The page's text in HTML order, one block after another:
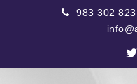
983 302 823